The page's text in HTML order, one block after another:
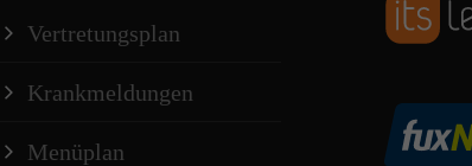
Vertretungsplan
Krankmeldungen
Menüplan